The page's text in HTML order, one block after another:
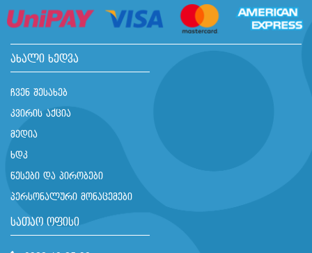
ახალი ხედვა
ჩვენ შესახებ
კვირის აქცია
მედია
ხდკ
წესები და პირობები
პერსონალური მონაცემები
სათაო ოფისი